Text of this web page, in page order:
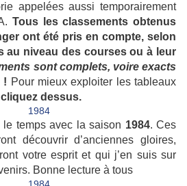
appelées aussi temporairement
Tous les classements obtenus
ont été pris en compte, selon
au niveau des courses ou à leur
sont complets, voire exacts
! Pour mieux exploiter les tableaux
cliquez dessus.
le temps avec la saison 1984. Ces
découvrir d’anciennes gloires,
votre esprit et qui j’en suis sur
Bonne lecture à tous